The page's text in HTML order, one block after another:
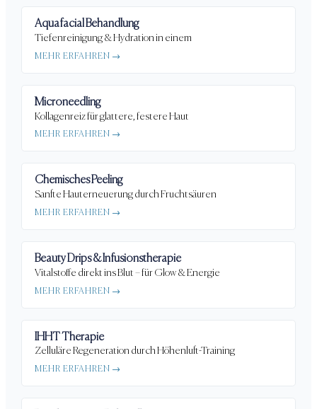
Aquafacial Behandlung
Tiefenreinigung & Hydration in einem
MEHR ERFAHREN →
Microneedling
Kollagenreiz für glattere, festere Haut
MEHR ERFAHREN →
Chemisches Peeling
Sanfte Hauterneuerung durch Fruchtsäuren
MEHR ERFAHREN →
Beauty Drips & Infusionstherapie
Vitalstoffe direkt ins Blut – für Glow & Energie
MEHR ERFAHREN →
IHHT Therapie
Zelluläre Regeneration durch Höhenluft-Training
MEHR ERFAHREN →